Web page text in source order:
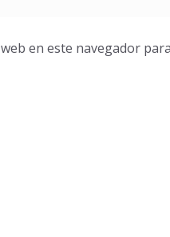
en este navegador